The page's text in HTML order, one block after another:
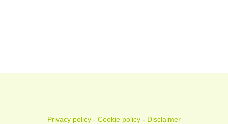
Privacy policy- Cookie policy- Disclaimer